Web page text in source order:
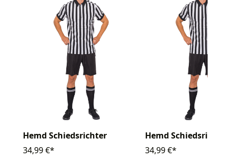
Hemd Schiedsrichter
34,99 €*
Hemd
34,99 €*